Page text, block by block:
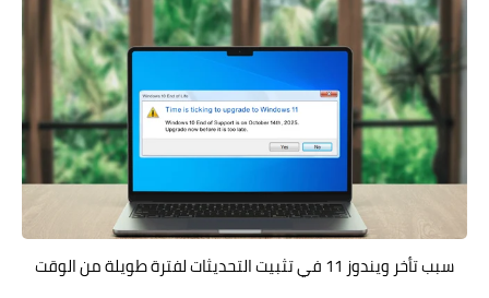
سبب تأخر ويندوز 11 في تثبيت التحديثات لفترة طويلة من الوقت